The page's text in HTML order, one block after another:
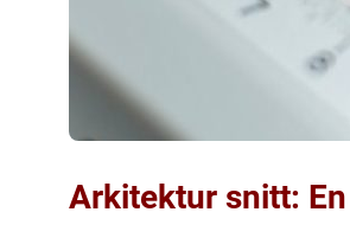
Arkitektur snitt: